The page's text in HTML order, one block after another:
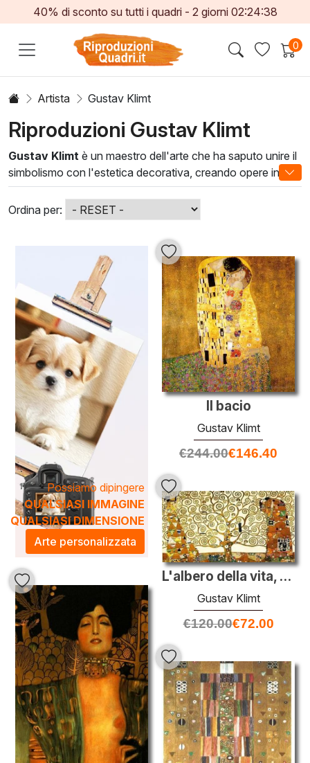
40% di sconto su tutti i quadri - 2 giorni 02:24:36
0
Artista Gustav Klimt
Riproduzioni Gustav Klimt
Gustav Klimt è un maestro dell'arte che ha saputo unire il
simbolismo con l'estetica decorativa, creando opere intrise
di passione e sensuale bellezza. Le sue tele, caratterizzate
da motivi dorati e figure sinuose, sono in grado di
trasportare chiunque in un mondo onirico e affascinante.
Klimt ha saputo catturare l'essenza dell'amore, della vita e
della morte, rendendolo uno degli artisti più influenti del XX
Scegliere un'opera di
Gustav Klimtper il tuo spazio
significa apportare un tocco di eleganza e sofisticatezza.
Le sue opere non solo arricchiscono l'ambiente, ma
trasformano anche ogni stanza in un'esperienza visiva
unica, perfetta per chi desidera un'atmosfera di
raffinatezza e classe. Scopri la nostra collezione e lasciati
ispirare dalla bellezza senza tempo di Klimt.
Ordina per:
Possiamo dipingere
QUALSIASI IMMAGINE
QUALSIASI DIMENSIONE
Arte personalizzata
Il bacio
Gustav Klimt
€244.00€146.40
L'albero della vita, Stoclet Frieze
Gustav Klimt
€120.00€72.00